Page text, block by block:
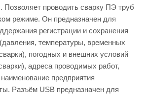
Позволяет проводить сварку ПЭ труб
режиме. Он предназначен для
регистрации и сохранения
температуры, временных
погодных и внешних условий
адреса проводимых работ,
предприятия
Разъём USB предназначен для